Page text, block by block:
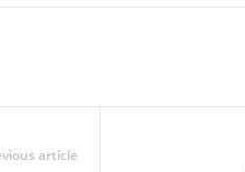
article